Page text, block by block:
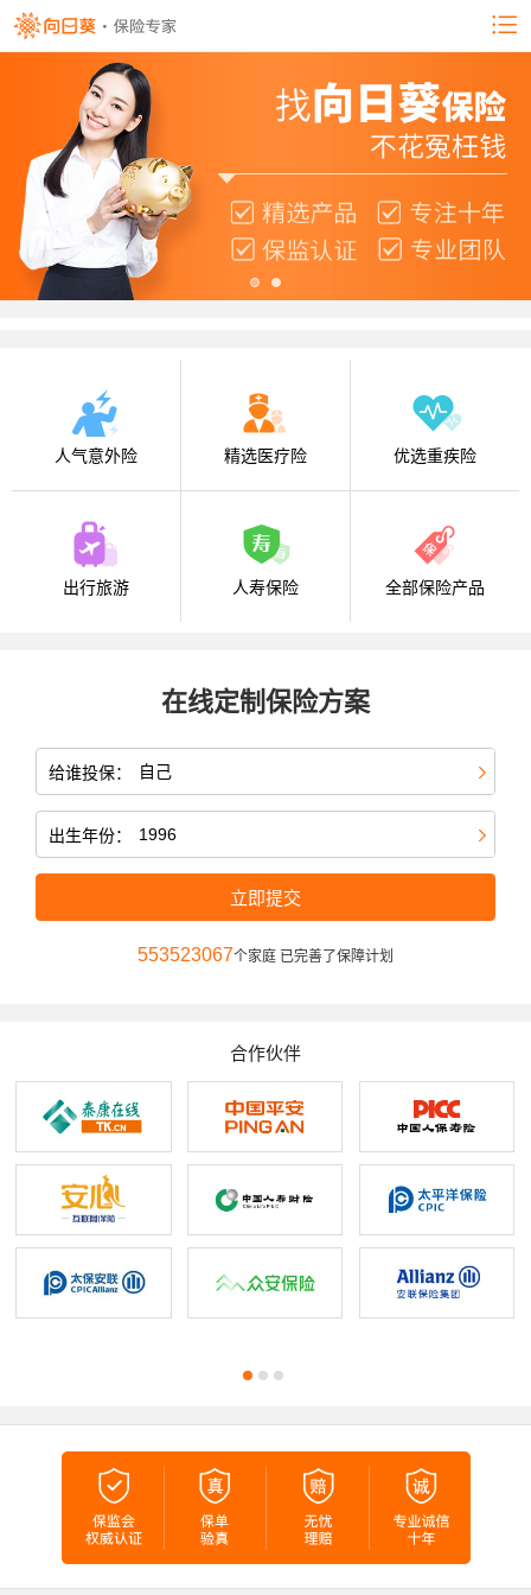
人气意外险 精选医疗险 优选重疾险
出行旅游 人寿保险 全部保险产品
在线定制保险方案
给谁投保：
出生年份：
立即提交
553523067个家庭 已完善了保障计划
合作伙伴